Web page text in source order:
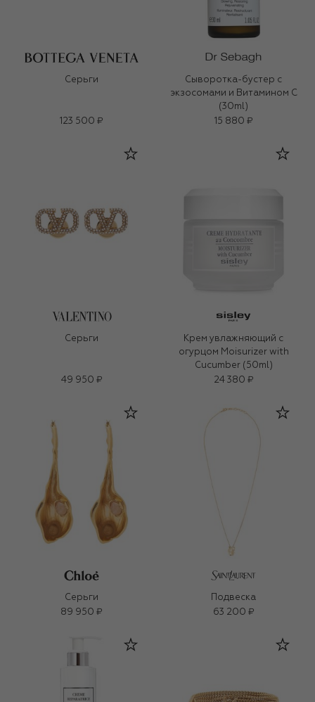
Серьги
123 500 ₽
Сыворотка-бустер с
экзосомами и Витамином С
(30ml)
15 880 ₽
Серьги
49 950 ₽
Крем увлажняющий с
огурцом Moisurizer with
Cucumber (50ml)
24 380 ₽
Серьги
89 950 ₽
Подвеска
63 200 ₽